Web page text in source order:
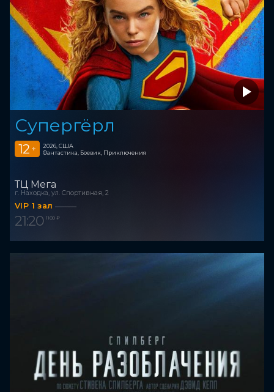
Супергёрл
12 +
2026, США
Фантастика, Боевик, Приключения
ТЦ Мега
г. Находка, ул. Спортивная, 2
VIP 1 зал
21:20 1 100 ₽